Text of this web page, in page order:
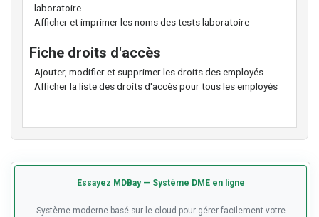
laboratoire
Afficher et imprimer les noms des tests laboratoire
Fiche droits d'accès
Ajouter, modifier et supprimer les droits des employés
Afficher la liste des droits d'accès pour tous les employés
Essayez MDBay — Système DME en ligne
Système moderne basé sur le cloud pour gérer facilement votre